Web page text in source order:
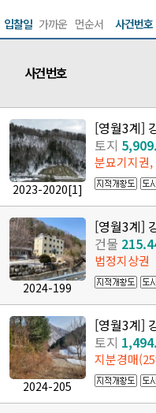
입찰일 가까운 먼순서 사건번호
사건번호
2023-2020[1]
[영월3계]
토지
분묘기지권
2024-199
[영월3계]
건물
법정지상권
2024-205
[영월3계]
토지
지분경매